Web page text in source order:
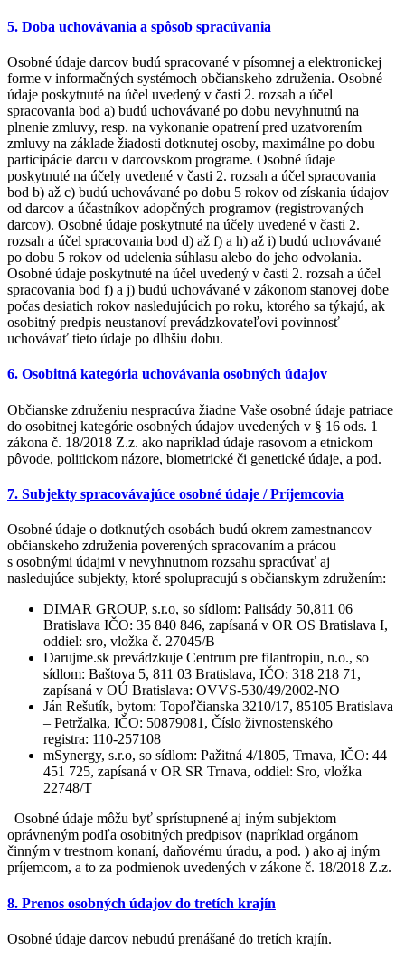
5. Doba uchovávania a spôsob spracúvania
Osobné údaje darcov budú spracované v písomnej a elektronickej
forme v informačných systémoch občianskeho združenia. Osobné
údaje poskytnuté na účel uvedený v časti 2. rozsah a účel
spracovania bod a) budú uchovávané po dobu nevyhnutnú na
plnenie zmluvy, resp. na vykonanie opatrení pred uzatvorením
zmluvy na základe žiadosti dotknutej osoby, maximálne po dobu
participácie darcu v darcovskom programe. Osobné údaje
poskytnuté na účely uvedené v časti 2. rozsah a účel spracovania
bod b) až c) budú uchovávané po dobu 5 rokov od získania údajov
od darcov a účastníkov adopčných programov (registrovaných
darcov). Osobné údaje poskytnuté na účely uvedené v časti 2.
rozsah a účel spracovania bod d) až f) a h) až i) budú uchovávané
po dobu 5 rokov od udelenia súhlasu alebo do jeho odvolania.
Osobné údaje poskytnuté na účel uvedený v časti 2. rozsah a účel
spracovania bod f) a j) budú uchovávané v zákonom stanovej dobe
počas desiatich rokov nasledujúcich po roku, ktorého sa týkajú, ak
osobitný predpis neustanoví prevádzkovateľovi povinnosť
uchovávať tieto údaje po dlhšiu dobu.
6. Osobitná kategória uchovávania osobných údajov
Občianske združeniu nespracúva žiadne Vaše osobné údaje patriace
do osobitnej kategórie osobných údajov uvedených v § 16 ods. 1
zákona č. 18/2018 Z.z. ako napríklad údaje rasovom a etnickom
pôvode, politickom názore, biometrické či genetické údaje, a pod.
7. Subjekty spracovávajúce osobné údaje / Príjemcovia
Osobné údaje o dotknutých osobách budú okrem zamestnancov
občianskeho združenia poverených spracovaním a prácou
s osobnými údajmi v nevyhnutnom rozsahu spracúvať aj
nasledujúce subjekty, ktoré spolupracujú s občianskym združením:
DIMAR GROUP, s.r.o, so sídlom: Palisády 50,811 06
Bratislava IČO: 35 840 846, zapísaná v OR OS Bratislava I,
oddiel: sro, vložka č. 27045/B
Darujme.sk prevádzkuje Centrum pre filantropiu, n.o., so
sídlom: Baštova 5, 811 03 Bratislava, IČO: 318 218 71,
zapísaná v OÚ Bratislava: OVVS-530/49/2002-NO
Ján Rešutík, bytom: Topoľčianska 3210/17, 85105 Bratislava
– Petržalka, IČO: 50879081, Číslo živnostenského
registra: 110-257108
mSynergy, s.r.o, so sídlom: Pažitná 4/1805, Trnava, IČO: 44
451 725, zapísaná v OR SR Trnava, oddiel: Sro, vložka
22748/T
Osobné údaje môžu byť sprístupnené aj iným subjektom
oprávneným podľa osobitných predpisov (napríklad orgánom
činným v trestnom konaní, daňovému úradu, a pod. ) ako aj iným
príjemcom, a to za podmienok uvedených v zákone č. 18/2018 Z.z.
8. Prenos osobných údajov do tretích krajín
Osobné údaje darcov nebudú prenášané do tretích krajín.